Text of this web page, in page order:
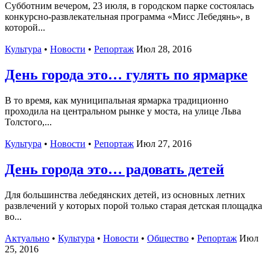
Субботним вечером, 23 июля, в городском парке состоялась
конкурсно-развлекательная программа «Мисс Лебедянь», в
которой...
Культура • Новости • Репортаж Июл 28, 2016
День города это… гулять по ярмарке
В то время, как муниципальная ярмарка традиционно
проходила на центральном рынке у моста, на улице Льва
Толстого,...
Культура • Новости • Репортаж Июл 27, 2016
День города это… радовать детей
Для большинства лебедянских детей, из основных летних
развлечений у которых порой только старая детская площадка
во...
Актуально • Культура • Новости • Общество • Репортаж Июл
25, 2016